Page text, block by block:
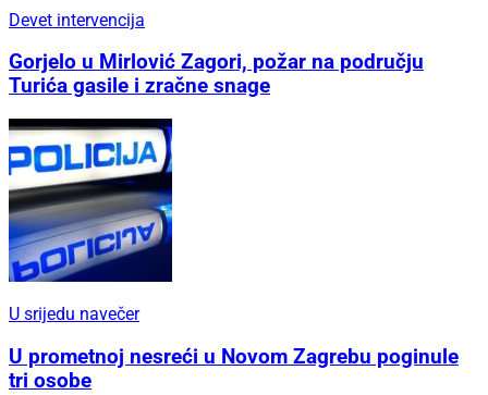
Devet intervencija
Gorjelo u Mirlović Zagori, požar na području
Turića gasile i zračne snage
U srijedu navečer
U prometnoj nesreći u Novom Zagrebu poginule
tri osobe